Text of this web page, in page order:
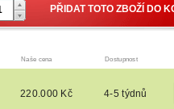
Naše cena Dostupnost
220.000 Kč 4-5 týdnů